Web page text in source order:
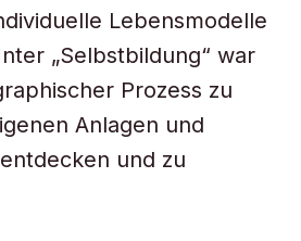
Lebensmodelle
„Selbstbildung“ war
Prozess zu
Anlagen und
und zu